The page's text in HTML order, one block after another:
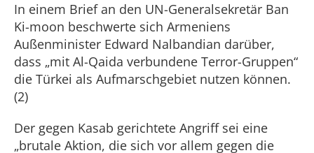
In einem Brief an den UN-Generalsekretär Ban
Ki-moon beschwerte sich Armeniens
Außenminister Edward Nalbandian darüber,
dass „mit Al-Qaida verbundene Terror-Gruppen“
die Türkei als Aufmarschgebiet nutzen können.
(2)
Der gegen Kasab gerichtete Angriff sei eine
„brutale Aktion, die sich vor allem gegen die